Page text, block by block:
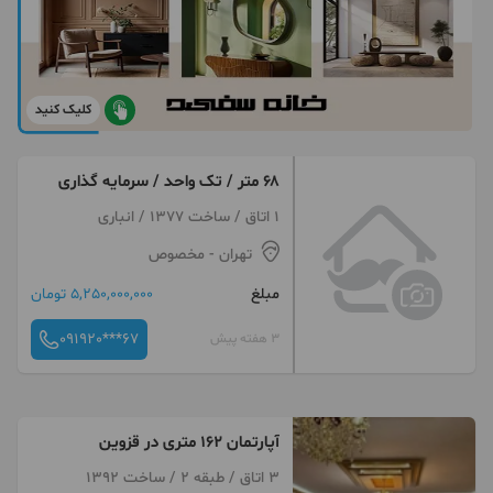
کلیک کنید
۶۸ متر / تک واحد / سرمایه گذاری
1 اتاق / ساخت 1377 / انباری
تهران - مخصوص
مبلغ
5,250,000,000 تومان
3 هفته پیش 091920***67
آپارتمان ۱۶۲ متری در قزوین
3 اتاق / طبقه 2 / ساخت 1392